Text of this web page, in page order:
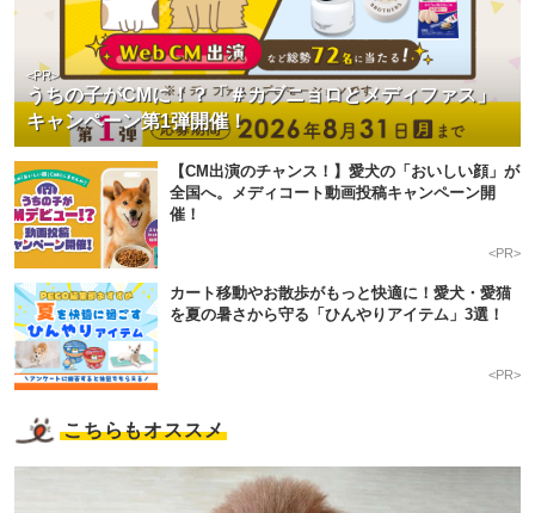
うちの子がCMに！？「＃カブニョロとメディファス」
キャンペーン第1弾開催！
<PR>
【CM出演のチャンス！】愛犬の「おいしい顔」が
全国へ。メディコート動画投稿キャンペーン開
催！
<PR>
カート移動やお散歩がもっと快適に！愛犬・愛猫
を夏の暑さから守る「ひんやりアイテム」3選！
<PR>
こちらもオススメ
アプリをダウンロードする